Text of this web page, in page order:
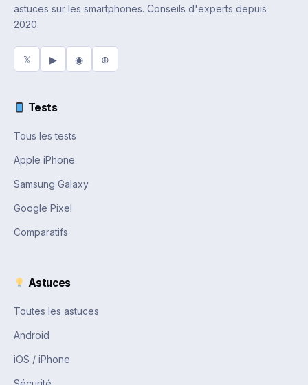
astuces sur les smartphones. Conseils d'experts depuis
2020.
𝕏 ▶ ◉ ⊕
Tests
Tous les tests
Apple iPhone
Samsung Galaxy
Google Pixel
Comparatifs
Astuces
Toutes les astuces
Android
iOS / iPhone